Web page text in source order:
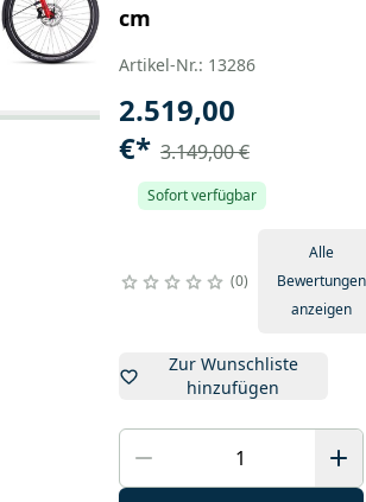
cm
Artikel-Nr.: 13286
2.519,00
€* 3.149,00 €
Sofort verfügbar
0
Alle
Bewertungen
anzeigen
Zur Wunschliste
hinzufügen